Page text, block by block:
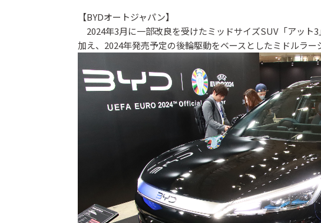
【BYDオートジャパン】
2024年3月に一部改良を受けたミッドサイズSUV「アット
加え、2024年発売予定の後輪駆動をベースとしたミドルラー